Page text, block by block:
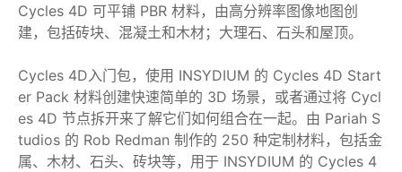
Cycles 4D 可平铺 PBR 材料，由高分辨率图像地图创
建，包括砖块、混凝土和木材；大理石、石头和屋顶。
Cycles 4D入门包，使用 INSYDIUM 的 Cycles 4D Start
er Pack 材料创建快速简单的 3D 场景，或者通过将 Cycl
es 4D 节点拆开来了解它们如何组合在一起。由 Pariah S
tudios 的 Rob Redman 制作的 250 种定制材料，包括金
属、木材、石头、砖块等，用于 INSYDIUM 的 Cycles 4